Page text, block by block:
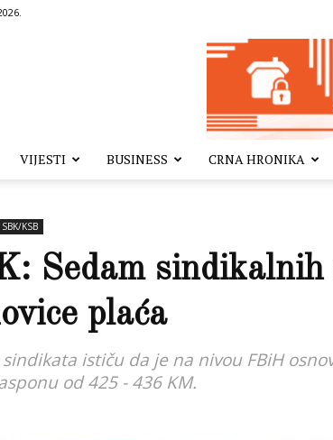
VIJESTI BUSINESS CRNA HRONIKA
SBK/KSB
Sedam
plaća
ističu da je na nivou FBiH
od 425 - 436 KM.